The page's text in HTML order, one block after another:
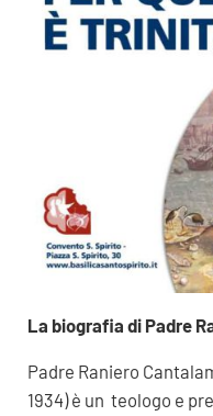
La biografia di Padre
Padre Raniero
1934) è un teologo e